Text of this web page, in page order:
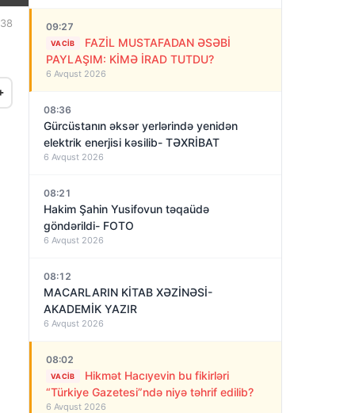
09:27
VACIB
FAZİL MUSTAFADAN ƏSƏBİ
PAYLAŞIM: KİMƏ İRAD TUTDU?
6 Avqust 2026
08:36
Gürcüstanın əksər yerlərində yenidən
elektrik enerjisi kəsilib- TƏXRİBAT
6 Avqust 2026
08:21
Hakim Şahin Yusifovun təqaüdə
göndərildi- FOTO
6 Avqust 2026
08:12
MACARLARIN KİTAB XƏZİNƏSİ-
AKADEMİK YAZIR
6 Avqust 2026
08:02
VACIB
Hikmət Hacıyevin bu fikirləri
“Türkiye Gazetesi”ndə niyə təhrif edilib?
6 Avqust 2026